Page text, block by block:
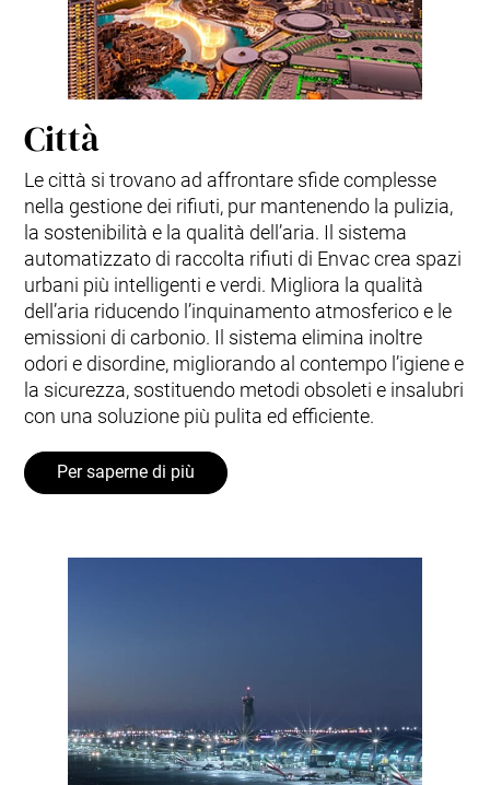
Città
Le città si trovano ad affrontare sfide complesse
nella gestione dei rifiuti, pur mantenendo la pulizia,
la sostenibilità e la qualità dell’aria. Il sistema
automatizzato di raccolta rifiuti di Envac crea spazi
urbani più intelligenti e verdi. Migliora la qualità
dell’aria riducendo l’inquinamento atmosferico e le
emissioni di carbonio. Il sistema elimina inoltre
odori e disordine, migliorando al contempo l’igiene e
la sicurezza, sostituendo metodi obsoleti e insalubri
con una soluzione più pulita ed efficiente.
Per saperne di più